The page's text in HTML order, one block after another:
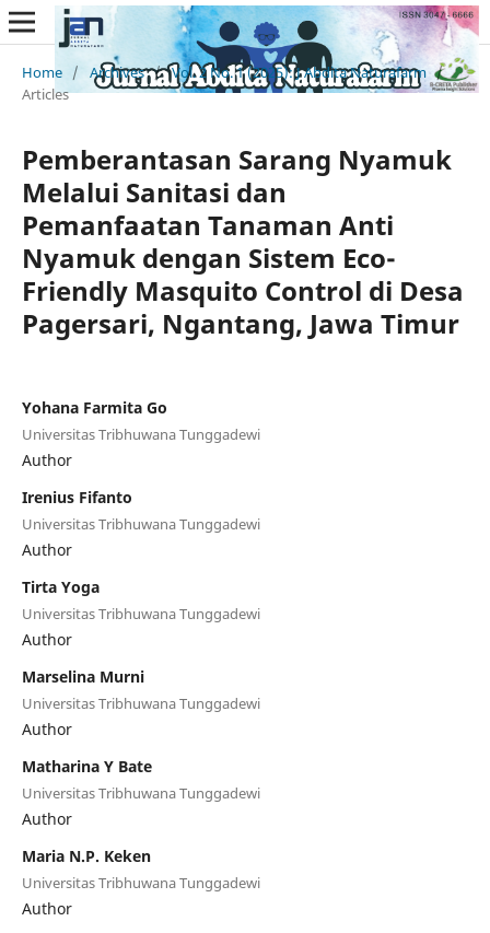
Home / Archives / Vol. 2 No. 1 (2025): J Abdita Naturafarm /
Articles
Pemberantasan Sarang Nyamuk
Melalui Sanitasi dan
Pemanfaatan Tanaman Anti
Nyamuk dengan Sistem Eco-
Friendly Masquito Control di Desa
Pagersari, Ngantang, Jawa Timur
Yohana Farmita Go
Universitas Tribhuwana Tunggadewi
Author
Irenius Fifanto
Universitas Tribhuwana Tunggadewi
Author
Tirta Yoga
Universitas Tribhuwana Tunggadewi
Author
Marselina Murni
Universitas Tribhuwana Tunggadewi
Author
Matharina Y Bate
Universitas Tribhuwana Tunggadewi
Author
Maria N.P. Keken
Universitas Tribhuwana Tunggadewi
Author